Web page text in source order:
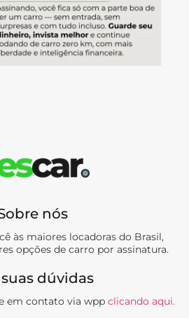
nós
às maiores locadoras do Brasil,
opções de carro por assinatura.
dúvidas
em contato via wpp clicando aqui.